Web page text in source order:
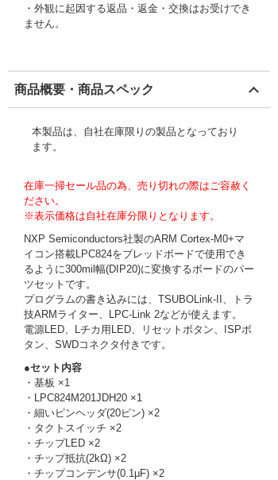
・外観に起因する返品・返金・交換はお受けでき
ません。
商品概要・商品スペック
本製品は、自社在庫限りの製品となっており
ます。
在庫一掃セール品の為、売り切れの際はご容赦く
ださい。
※表示価格は自社在庫分限りとなります。
NXP Semiconductors社製のARM Cortex-M0+マ
イコン搭載LPC824をブレッドボードで使用でき
るように300mil幅(DIP20)に変換するボードのパー
ツセットです。
プログラムの書き込みには、TSUBOLink-II、トラ
技ARMライター、LPC-Link 2などが使えます。
電源LED、Lチカ用LED、リセットボタン、ISPボ
タン、SWDコネクタ付きです。
●セット内容
・基板 ×1
・LPC824M201JDH20 ×1
・細いピンヘッダ(20ピン) ×2
・タクトスイッチ ×2
・チップLED ×2
・チップ抵抗(2kΩ) ×2
・チップコンデンサ(0.1μF) ×2